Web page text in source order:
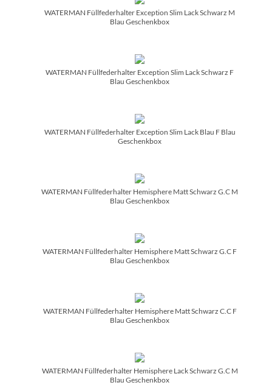
WATERMAN Füllfederhalter Exception Slim Lack Schwarz M
Blau Geschenkbox
WATERMAN Füllfederhalter Exception Slim Lack Schwarz F
Blau Geschenkbox
WATERMAN Füllfederhalter Exception Slim Lack Blau F Blau
Geschenkbox
WATERMAN Füllfederhalter Hemisphere Matt Schwarz G.C M
Blau Geschenkbox
WATERMAN Füllfederhalter Hemisphere Matt Schwarz G.C F
Blau Geschenkbox
WATERMAN Füllfederhalter Hemisphere Matt Schwarz C.C F
Blau Geschenkbox
WATERMAN Füllfederhalter Hemisphere Lack Schwarz G.C M
Blau Geschenkbox